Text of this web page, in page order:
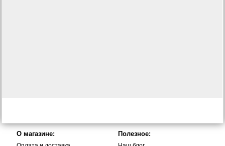
О магазине: Полезное: